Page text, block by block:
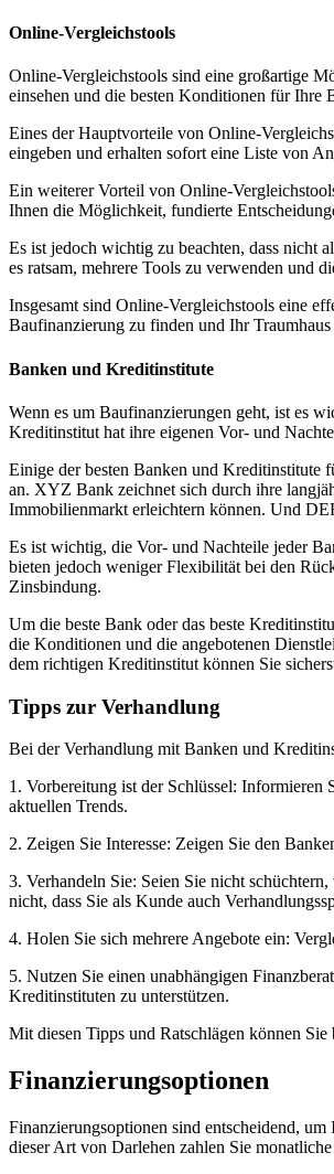
Online-Vergleichstools
Online-Vergleichstools sind eine großartige
einsehen und die besten Konditionen für Ihre
Eines der Hauptvorteile von Online-
eingeben und erhalten sofort eine Liste von
Ein weiterer Vorteil von Online-
Ihnen die Möglichkeit, fundierte
Es ist jedoch wichtig zu beachten, dass nicht
es ratsam, mehrere Tools zu verwenden und
Insgesamt sind Online-Vergleichstools eine
Baufinanzierung zu finden und Ihr
Banken und Kreditinstitute
Wenn es um Baufinanzierungen geht, ist es
Kreditinstitut hat ihre eigenen Vor- und
Einige der besten Banken und
an. XYZ Bank zeichnet sich durch ihre
Immobilienmarkt erleichtern können. Und
Es ist wichtig, die Vor- und Nachteile jeder
bieten jedoch weniger Flexibilität bei den
Zinsbindung.
Um die beste Bank oder das beste
die Konditionen und die angebotenen
dem richtigen Kreditinstitut können Sie
Tipps zur Verhandlung
Bei der Verhandlung mit Banken und
1. Vorbereitung ist der Schlüssel:
aktuellen Trends.
2. Zeigen Sie Interesse: Zeigen Sie den
3. Verhandeln Sie: Seien Sie nicht
nicht, dass Sie als Kunde auch
4. Holen Sie sich mehrere Angebote ein:
5. Nutzen Sie einen unabhängigen
Kreditinstituten zu unterstützen.
Mit diesen Tipps und Ratschlägen können
Finanzierungsoptionen
Finanzierungsoptionen sind entscheidend,
dieser Art von Darlehen zahlen Sie